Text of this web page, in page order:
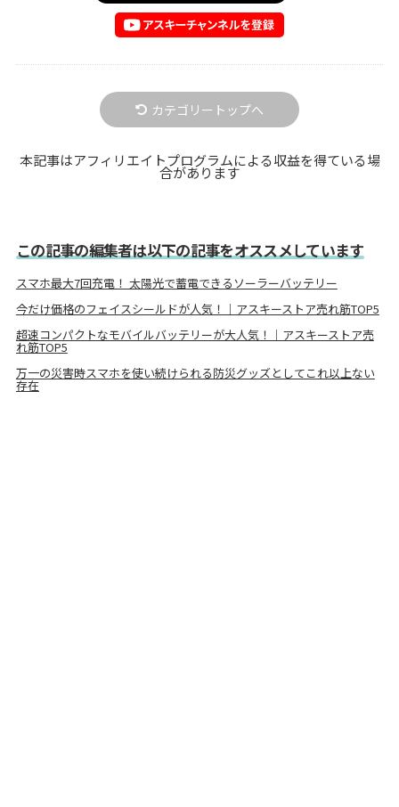
カテゴリートップへ
本記事はアフィリエイトプログラムによる収益を得ている場
合があります
この記事の編集者は以下の記事をオススメしています
スマホ最大7回充電！ 太陽光で蓄電できるソーラーバッテリー
今だけ価格のフェイスシールドが人気！｜アスキーストア売れ筋TOP5
超速コンパクトなモバイルバッテリーが大人気！｜アスキーストア売
れ筋TOP5
万一の災害時スマホを使い続けられる防災グッズとしてこれ以上ない
存在